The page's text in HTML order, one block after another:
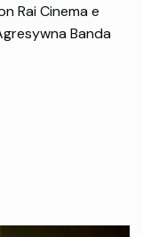
Rai Cinema e
Banda